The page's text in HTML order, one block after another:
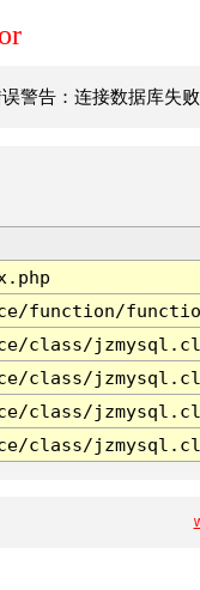
警告：连接数据库失
function/
class/
class/
class/
class/